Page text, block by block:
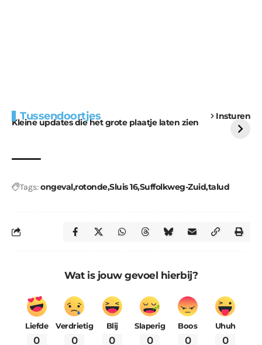
Tussendoortjes Insturen
Kleine updates die het grote plaatje laten zien
voor kabouters
uitdaging
Tags:ongevalrotondeSluis 16Suffolkweg-Zuidtalud
Wat is jouw gevoel hierbij?
Liefde
0
Verdrietig
0
Blij
0
Slaperig
0
Boos
0
Uhuh
0